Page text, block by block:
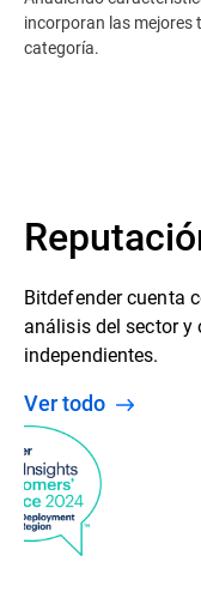
incorporan las
categoría.
Bitdefender cuenta
análisis del sector y
independientes.
Ver todo